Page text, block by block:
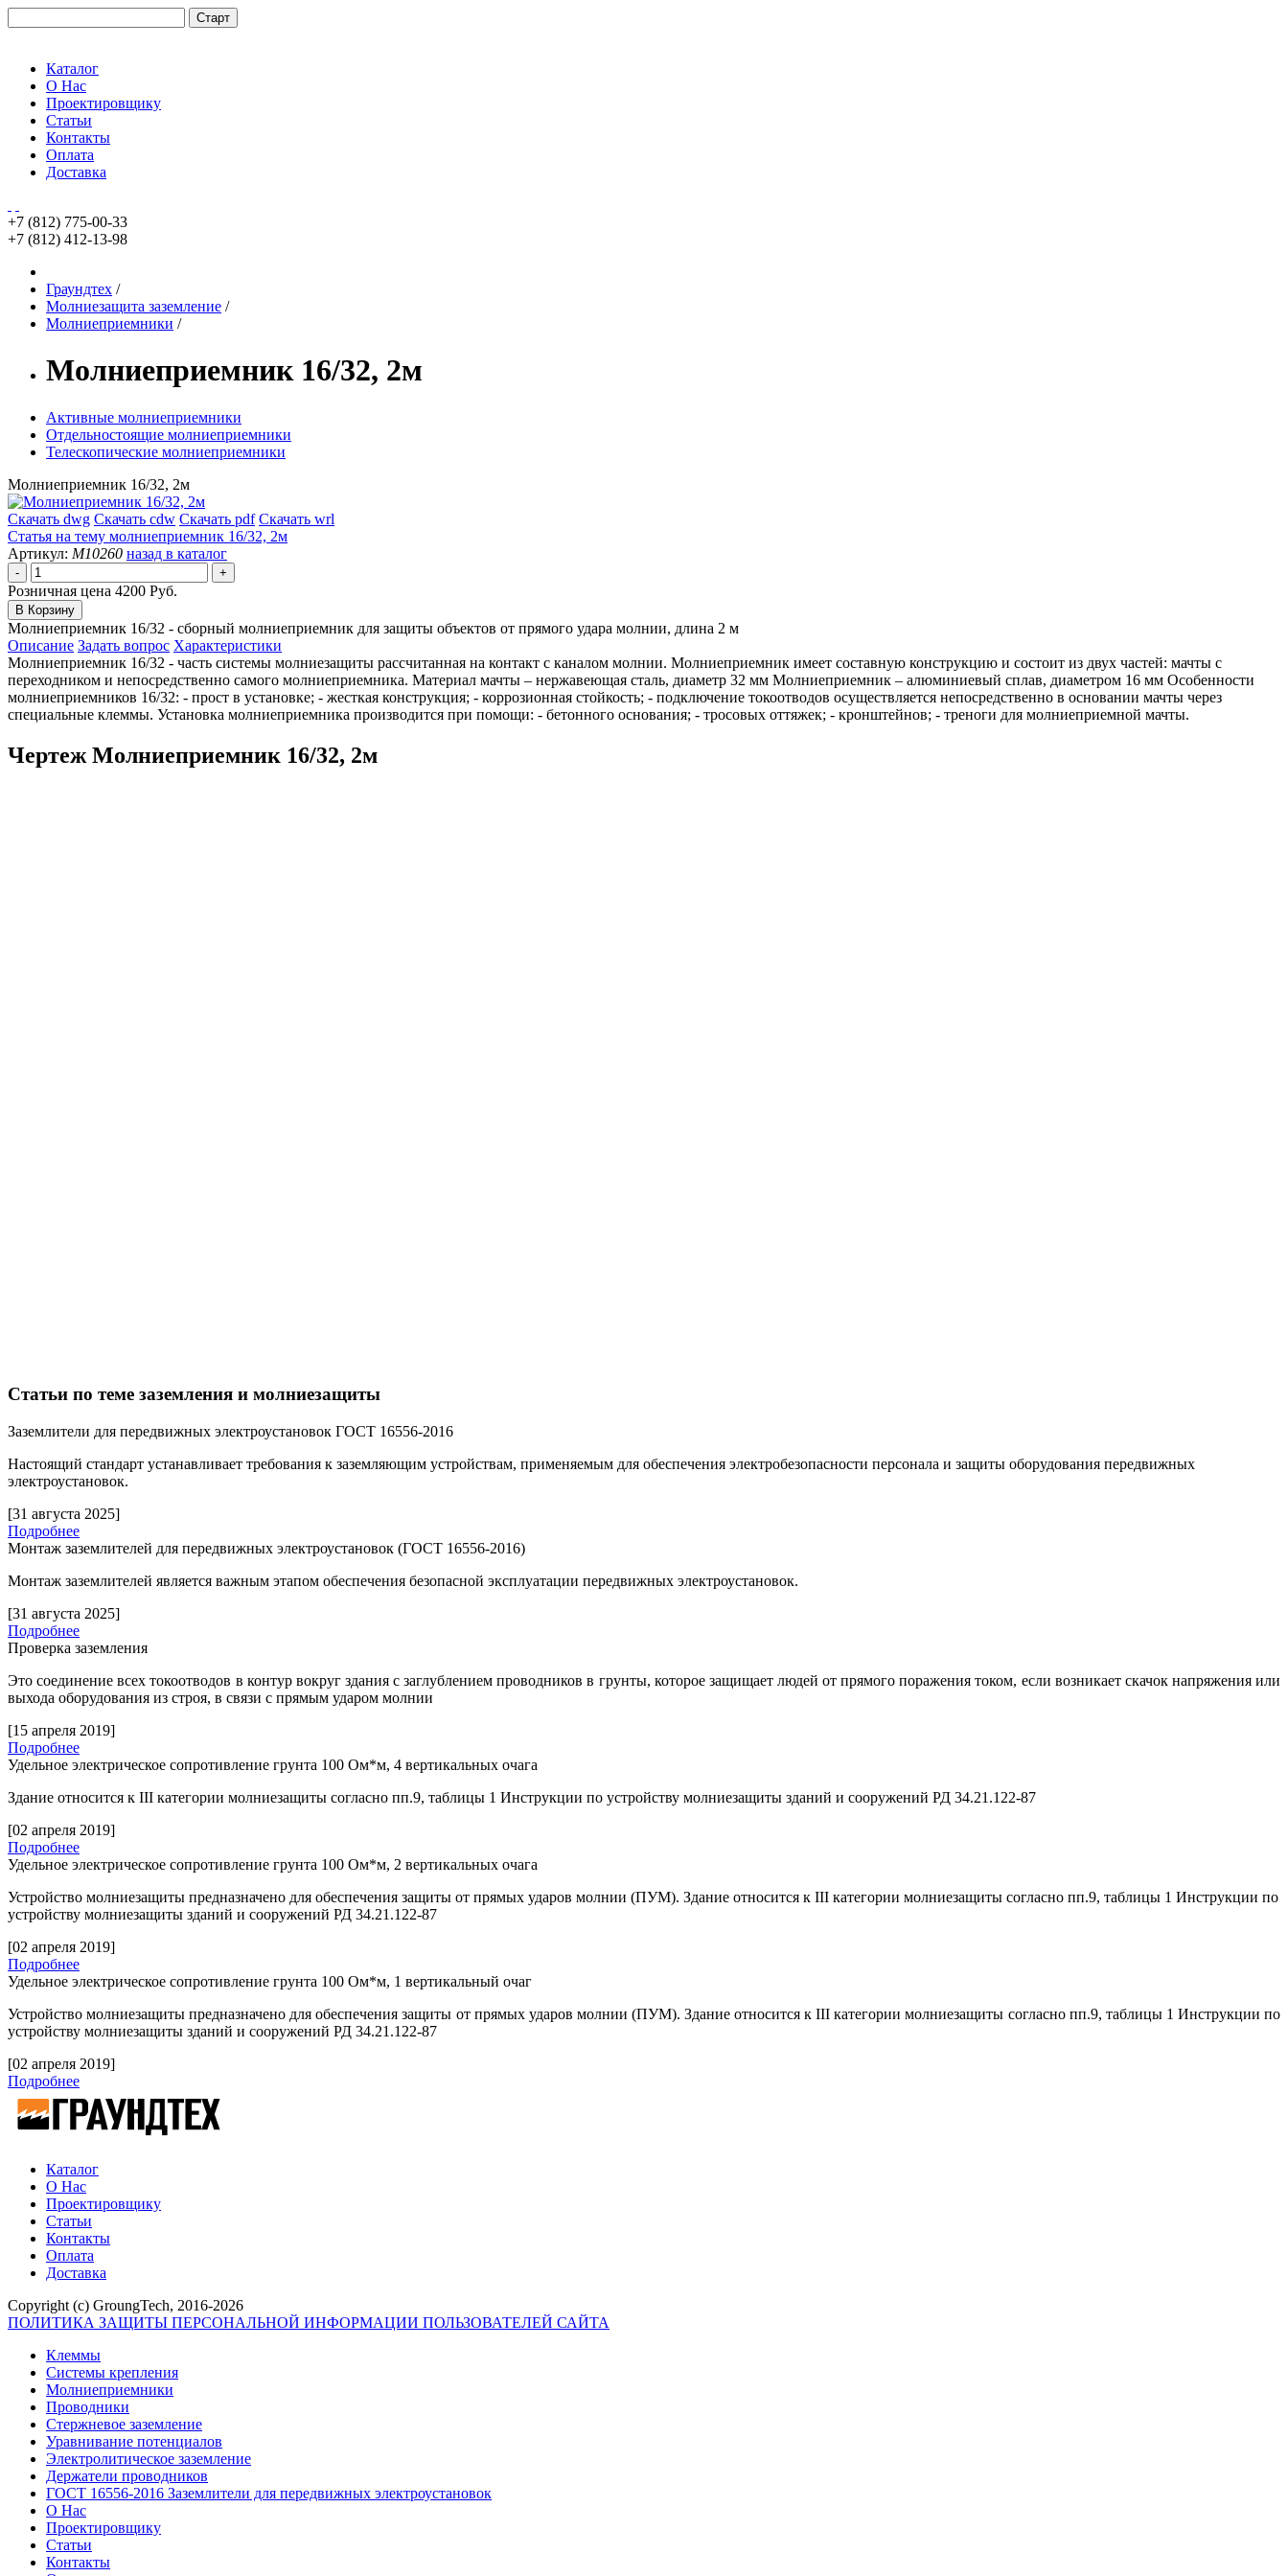
Каталог
О Нас
Проектировщику
Статьи
Контакты
Оплата
Доставка
+7 (812) 775-00-33
+7 (812) 412-13-98
Граундтех /
Молниезащита заземление /
Молниеприемники /
Молниеприемник 16/32, 2м
Активные молниеприемники
Отдельностоящие молниеприемники
Телескопические молниеприемники
Молниеприемник 16/32, 2м
Скачать dwg Скачать cdw Скачать pdf Скачать wrl
Статья на тему молниеприемник 16/32, 2м
Артикул: M10260 назад в каталог
Розничная цена 4200 Руб.
Молниеприемник 16/32 - сборный молниеприемник для защиты объектов от прямого удара молнии, длина 2 м
Описание Задать вопрос Характеристики
Молниеприемник 16/32 - часть системы молниезащиты рассчитанная на контакт с каналом молнии. Молниеприемник имеет составную конструкцию и состоит из двух частей: мачты с
переходником и непосредственно самого молниеприемника. Материал мачты – нержавеющая сталь, диаметр 32 мм Молниеприемник – алюминиевый сплав, диаметром 16 мм Особенности
молниеприемников 16/32: - прост в установке; - жесткая конструкция; - коррозионная стойкость; - подключение токоотводов осуществляется непосредственно в основании мачты через
специальные клеммы. Установка молниеприемника производится при помощи: - бетонного основания; - тросовых оттяжек; - кронштейнов; - треноги для молниеприемной мачты.
Чертеж Молниеприемник 16/32, 2м
Статьи по теме заземления и молниезащиты
Заземлители для передвижных электроустановок ГОСТ 16556-2016
Настоящий стандарт устанавливает требования к заземляющим устройствам, применяемым для обеспечения электробезопасности персонала и защиты оборудования передвижных
электроустановок.
[31 августа 2025]
Подробнее
Монтаж заземлителей для передвижных электроустановок (ГОСТ 16556-2016)
Монтаж заземлителей является важным этапом обеспечения безопасной эксплуатации передвижных электроустановок.
[31 августа 2025]
Подробнее
Проверка заземления
Это соединение всех токоотводов в контур вокруг здания с заглублением проводников в грунты, которое защищает людей от прямого поражения током, если возникает скачок напряжения или
выхода оборудования из строя, в связи с прямым ударом молнии
[15 апреля 2019]
Подробнее
Удельное электрическое сопротивление грунта 100 Ом*м, 4 вертикальных очага
Здание относится к III категории молниезащиты согласно пп.9, таблицы 1 Инструкции по устройству молниезащиты зданий и сооружений РД 34.21.122-87
[02 апреля 2019]
Подробнее
Удельное электрическое сопротивление грунта 100 Ом*м, 2 вертикальных очага
Устройство молниезащиты предназначено для обеспечения защиты от прямых ударов молнии (ПУМ). Здание относится к III категории молниезащиты согласно пп.9, таблицы 1 Инструкции по
устройству молниезащиты зданий и сооружений РД 34.21.122-87
[02 апреля 2019]
Подробнее
Удельное электрическое сопротивление грунта 100 Ом*м, 1 вертикальный очаг
Устройство молниезащиты предназначено для обеспечения защиты от прямых ударов молнии (ПУМ). Здание относится кIII категории молниезащиты согласно пп.9, таблицы 1 Инструкции по
устройству молниезащиты зданий и сооружений РД 34.21.122-87
[02 апреля 2019]
Подробнее
Каталог
О Нас
Проектировщику
Статьи
Контакты
Оплата
Доставка
Copyright (c) GroungTech, 2016-2026
ПОЛИТИКА ЗАЩИТЫ ПЕРСОНАЛЬНОЙ ИНФОРМАЦИИ ПОЛЬЗОВАТЕЛЕЙ САЙТА
Клеммы
Системы крепления
Молниеприемники
Проводники
Стержневое заземление
Уравнивание потенциалов
Электролитическое заземление
Держатели проводников
ГОСТ 16556-2016 Заземлители для передвижных электроустановок
О Нас
Проектировщику
Статьи
Контакты